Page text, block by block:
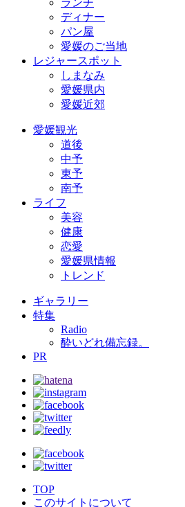
ランチ
ディナー
パン屋
愛媛のご当地
レジャースポット
しまなみ
愛媛県内
愛媛近郊
愛媛観光
道後
中予
東予
南予
ライフ
美容
健康
恋愛
愛媛県情報
トレンド
ギャラリー
特集
Radio
酔いどれ備忘録。
PR
TOP
このサイトについて